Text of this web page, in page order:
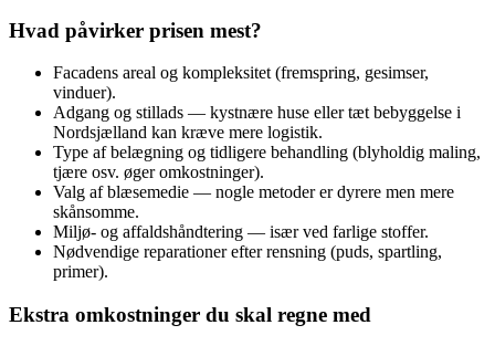
Hvad påvirker prisen mest?
Facadens areal og kompleksitet (fremspring, gesimser,
vinduer).
Adgang og stillads — kystnære huse eller tæt bebyggelse i
Nordsjælland kan kræve mere logistik.
Type af belægning og tidligere behandling (blyholdig maling,
tjære osv. øger omkostninger).
Valg af blæsemedie — nogle metoder er dyrere men mere
skånsomme.
Miljø- og affaldshåndtering — især ved farlige stoffer.
Nødvendige reparationer efter rensning (puds, spartling,
primer).
Ekstra omkostninger du skal regne med